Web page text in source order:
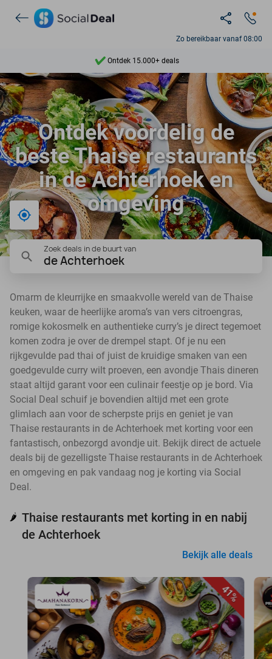
Zo bereikbaar vanaf 08:00
Ontdek 15.000+ deals
7 dagen per week beschikbaar
10+ miljoen leden
9,4
Ontdek 15.000+ deals
Ontdek voordelig de
beste Thaise restaurants
in de Achterhoek en
omgeving
Bij mij in de buurt
Zoek deals in de buurt van
de Achterhoek
Omarm de kleurrijke en smaakvolle wereld van de Thaise
keuken, waar de heerlijke aroma’s van vers citroengras,
romige kokosmelk en authentieke curry’s je direct tegemoet
komen zodra je over de drempel stapt. Of je nu een
rijkgevulde pad thai of juist de kruidige smaken van een
goedgevulde curry wilt proeven, een avondje Thais dineren
staat altijd garant voor een culinair feestje op je bord. Via
Social Deal schuif je bovendien altijd met een grote
glimlach aan voor de scherpste prijs en geniet je van
Thaise restaurants in de Achterhoek met korting voor een
fantastisch, onbezorgd avondje uit. Bekijk direct de actuele
deals bij de gezelligste Thaise restaurants in de Achterhoek
en omgeving en pak vandaag nog je korting via Social
Deal.
🌶️ Thaise restaurants met korting in en nabij
de Achterhoek
Bekijk alle deals
41%